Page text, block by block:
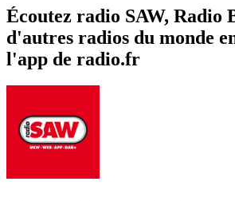
Écoutez radio SAW, Radio
d'autres radios du monde
l'app de radio.fr